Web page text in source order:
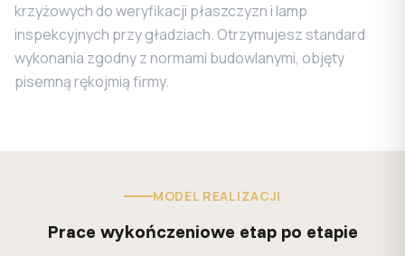
krzyżowych do weryfikacji płaszczyzn i lamp
inspekcyjnych przy gładziach. Otrzymujesz standard
wykonania zgodny z normami budowlanymi, objęty
pisemną rękojmią firmy.
MODEL REALIZACJI
Prace wykończeniowe etap po etapie